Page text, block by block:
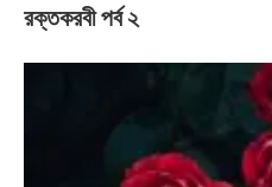
রক্তকরবী পর্ব ২